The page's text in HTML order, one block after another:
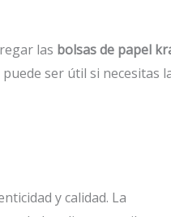
las bolsas de papel
ser útil si necesitas
y calidad. La